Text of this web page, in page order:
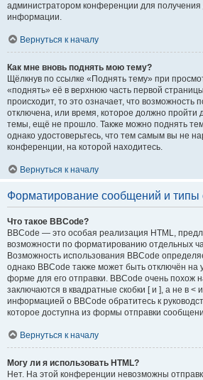
администратором конференции для получения
информации.
Вернуться к началу
Как мне вновь поднять мою тему?
Щёлкнув по ссылке «Поднять тему» при
«поднять» её в верхнюю часть первой
происходит, то это означает, что возможность
отключена, или время, которое должно пройти
темы, ещё не прошло. Также можно поднять
однако удостоверьтесь, что тем самым вы не
конференции, на которой находитесь.
Вернуться к началу
Форматирование сообщений и типы
Что такое BBCode?
BBCode — это особая реализация HTML,
возможности по форматированию отдельных
Возможность использования BBCode
однако BBCode также может быть отключён на
форме для его отправки. BBCode очень похож
заключаются в квадратные скобки [ и ], а не в <
информацией о BBCode обратитесь к
которое доступна из формы отправки
Вернуться к началу
Могу ли я использовать HTML?
Нет. На этой конференции невозможны